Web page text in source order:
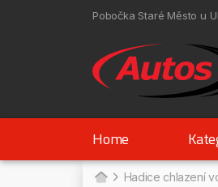
Pobočka Staré Město u
Home
Hadice chlazení